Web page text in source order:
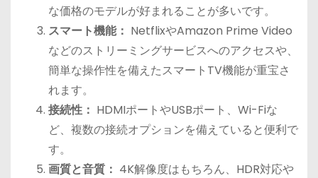
な価格のモデルが好まれることが多いです。
スマート機能： NetflixやAmazon Prime Video
などのストリーミングサービスへのアクセスや、
簡単な操作性を備えたスマートTV機能が重宝さ
れます。
接続性： HDMIポートやUSBポート、Wi-Fiな
ど、複数の接続オプションを備えていると便利で
す。
画質と音質： 4K解像度はもちろん、HDR対応や